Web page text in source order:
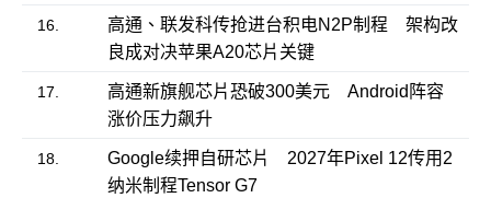
16.
高通、联发科传抢进台积电N2P制程 架构改
良成对决苹果A20芯片关键
17.
高通新旗舰芯片恐破300美元 Android阵容
涨价压力飙升
18.
Google续押自研芯片 2027年Pixel 12传用2
纳米制程Tensor G7